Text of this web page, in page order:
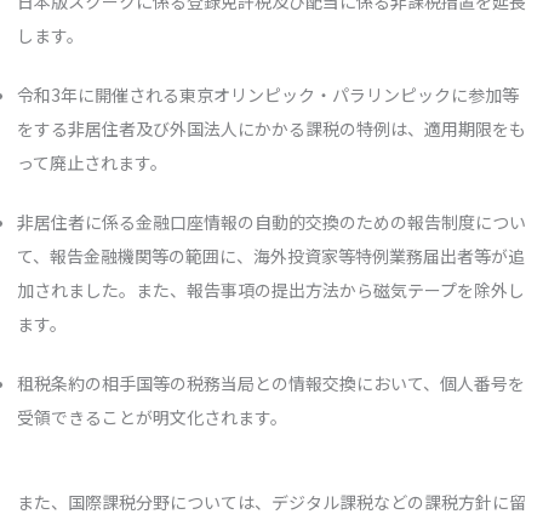
します。
令和3年に開催される東京オリンピック・パラリンピックに参加等
をする非居住者及び外国法人にかかる課税の特例は、適用期限をも
って廃止されます。
非居住者に係る金融口座情報の自動的交換のための報告制度につい
て、報告金融機関等の範囲に、海外投資家等特例業務届出者等が追
加されました。また、報告事項の提出方法から磁気テープを除外し
ます。
租税条約の相手国等の税務当局との情報交換において、個人番号を
受領できることが明文化されます。
また、国際課税分野については、デジタル課税などの課税方針に留